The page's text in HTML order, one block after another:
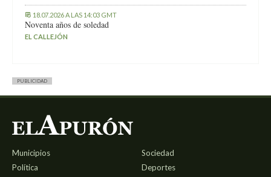
18.07.2026 A LAS 14:03 GMT
Noventa años de soledad
EL CALLEJÓN
PUBLICIDAD
Municipios
Política
Sociedad
Deportes